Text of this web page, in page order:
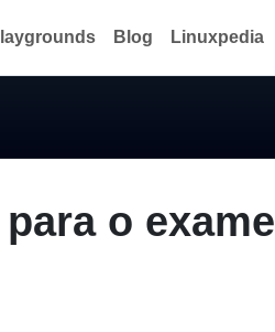
Blog Linuxpedia
o